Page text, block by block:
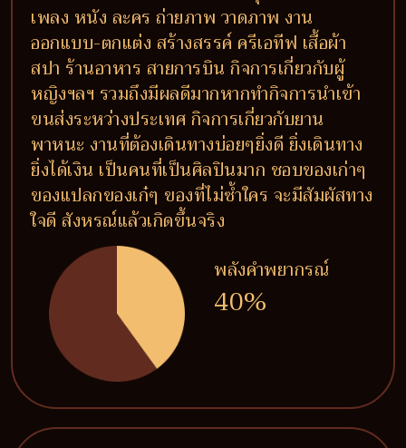
เพลง หนัง ละคร ถ่ายภาพ วาดภาพ งาน
ออกแบบ-ตกแต่ง สร้างสรรค์ ครีเอทีฟ เสื้อผ้า
สปา ร้านอาหาร สายการบิน กิจการเกี่ยวกับผู้
หญิงฯลฯ รวมถึงมีผลดีมากหากทำกิจการนำเข้า
ขนส่งระหว่างประเทศ กิจการเกี่ยวกับยาน
พาหนะ งานที่ต้องเดินทางบ่อยๆยิ่งดี ยิ่งเดินทาง
ยิ่งได้เงิน เป็นคนที่เป็นศิลปินมาก ชอบของเก่าๆ
ของแปลกของเก๋ๆ ของที่ไม่ซ้ำใคร จะมีสัมผัสทาง
ใจดี สังหรณ์แล้วเกิดขึ้นจริง
พลังคำพยากรณ์
40%